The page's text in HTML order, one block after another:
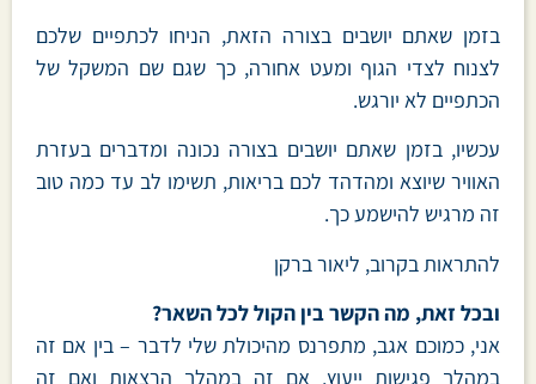
בזמן שאתם יושבים בצורה הזאת, הניחו לכתפיים שלכם
לצנוח לצדי הגוף ומעט אחורה, כך שגם שם המשקל של
הכתפיים לא יורגש.
עכשיו, בזמן שאתם יושבים בצורה נכונה ומדברים בעזרת
האוויר שיוצא ומהדהד לכם בריאות, תשימו לב עד כמה טוב
זה מרגיש להישמע כך.
להתראות בקרוב, ליאור ברקן
ובכל זאת, מה הקשר בין הקול לכל השאר?
אני, כמוכם אגב, מתפרנס מהיכולת שלי לדבר – בין אם זה
במהלך פגישות ייעוץ, אם זה במהלך הרצאות ואם זה